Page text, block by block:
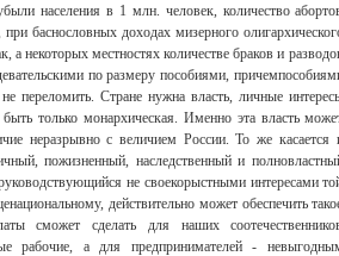
населения в 1 млн. человек, количество
баснословных доходах мизерного
а некоторых местностях количестве браков и
по размеру пособиями,
переломить. Стране нужна власть, личные
только монархическая. Именно эта власть
неразрывно с величием России. То же касается
пожизненный, наследственный и
не своекорыстными интересами
действительно может обеспечить
сможет сделать для наших
рабочие, а для предпринимателей -